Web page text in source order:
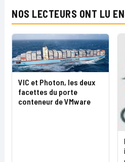
NOS LECTEURS ONT LU
VIC et Photon, les deux
facettes du porte
conteneur de VMware